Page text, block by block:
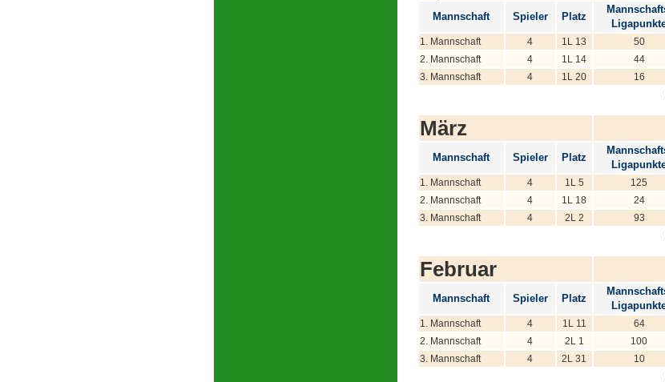
Mannschaft Spieler Platz
1. Mannschaft 4 1L 13 50
2. Mannschaft
4 1L 14 44
3. Mannschaft
4 1L 20 16
März
Mannschaft Spieler Platz
1. Mannschaft 4 1L 5 125
2. Mannschaft
4 1L 18 24
3. Mannschaft
4 2L 2 93
Februar
Mannschaft Spieler Platz
1. Mannschaft 4 1L 11 64
2. Mannschaft
4 2L 1 100
3. Mannschaft
4 2L 31 10